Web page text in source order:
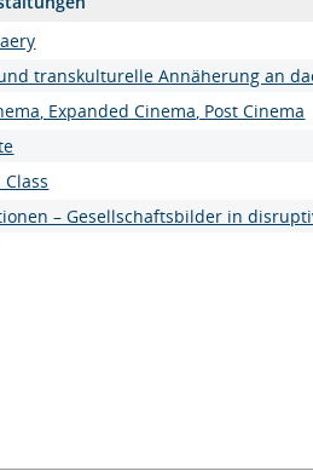
transkulturelle Annäherung an
Expanded Cinema, Post Cinema
– Gesellschaftsbilder in